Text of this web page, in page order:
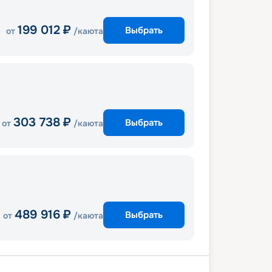
от 199 012 ₽ /каюта Выбрать
от 303 738 ₽ /каюта Выбрать
от 489 916 ₽ /каюта Выбрать